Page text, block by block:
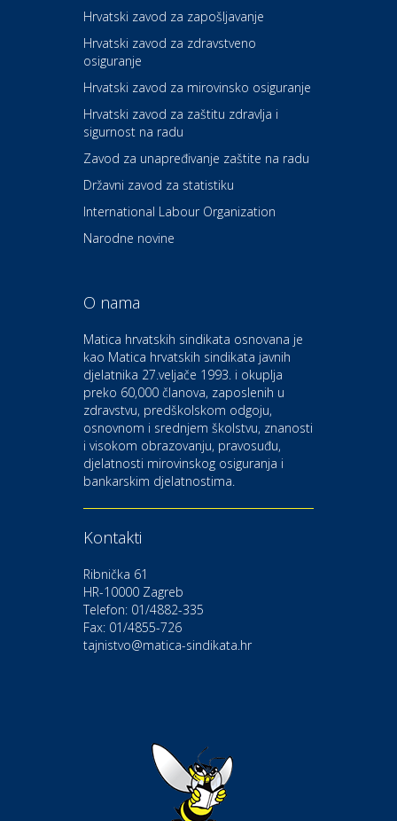
Zdravlje i osiguranje
Povoljnosti
Dental Sudar
Dom i dizajn
Euro-vrt – kosilice, motorne
Odmor
Bistrica
Auto-moto i tehnika
CIAK Auto d.o.o.
Kultura i edukacija
Kazalište Gavella
Moda i ljepota
Gastro
Hotel Bunčić Vrbovec
Izletište i vinotočje VINIA
Hrvatski zavod za zapošljavanje
Hrvatski zavod za zdravstveno
osiguranje
Hrvatski zavod za mirovinsko osiguranje
Hrvatski zavod za zaštitu zdravlja i
sigurnost na radu
Zavod za unapređivanje zaštite na radu
Državni zavod za statistiku
International Labour Organization
Narodne novine
O nama
Matica hrvatskih sindikata osnovana je
kao Matica hrvatskih sindikata javnih
djelatnika 27.veljače 1993. i okuplja
preko 60,000 članova, zaposlenih u
zdravstvu, predškolskom odgoju,
osnovnom i srednjem školstvu, znanosti
i visokom obrazovanju, pravosuđu,
djelatnosti mirovinskog osiguranja i
bankarskim djelatnostima.
Kontakti
Ribnička 61
HR-10000 Zagreb
Telefon: 01/4882-335
Fax: 01/4855-726
tajnistvo@matica-sindikata.hr